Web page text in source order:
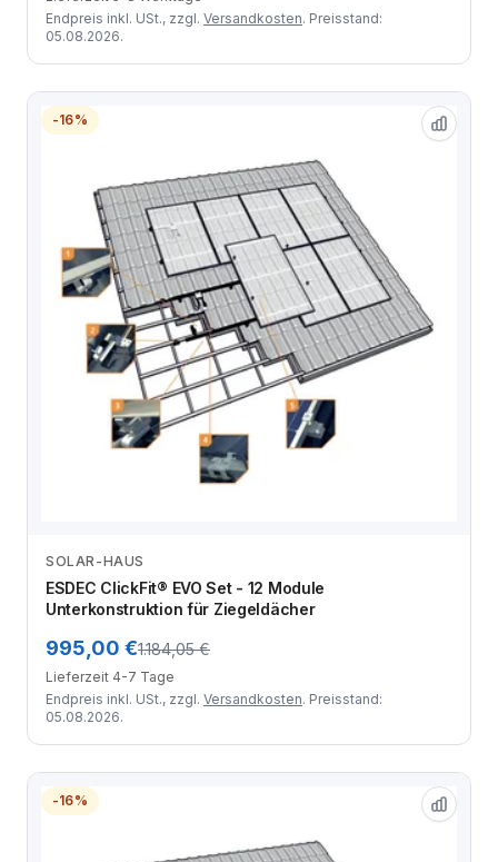
Endpreis inkl. USt., zzgl. Versandkosten. Preisstand:
05.08.2026.
-16%
SOLAR-HAUS
ESDEC ClickFit® EVO Set - 12 Module
Unterkonstruktion für Ziegeldächer
995,00 €1.184,05 €
Lieferzeit 4-7 Tage
Endpreis inkl. USt., zzgl. Versandkosten. Preisstand:
05.08.2026.
-16%